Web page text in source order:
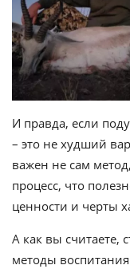
И правда, если
– это не худший
важен не сам
процесс, что
ценности и черты
А как вы считаете,
методы